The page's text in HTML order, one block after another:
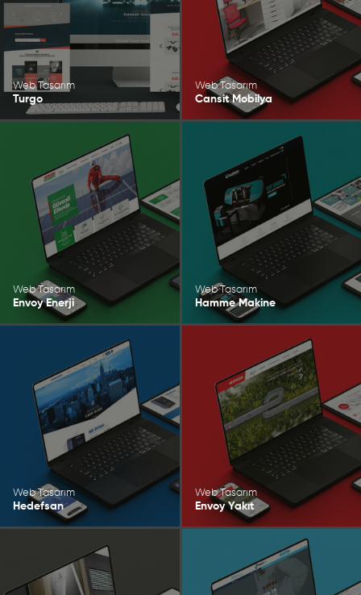
Web Tasarım
Turgo
Web Tasarım
Cansit Mobilya
Web Tasarım
Envoy Enerji
Web Tasarım
Hamme Makine
Web Tasarım
Hedefsan
Web Tasarım
Envoy Yakıt